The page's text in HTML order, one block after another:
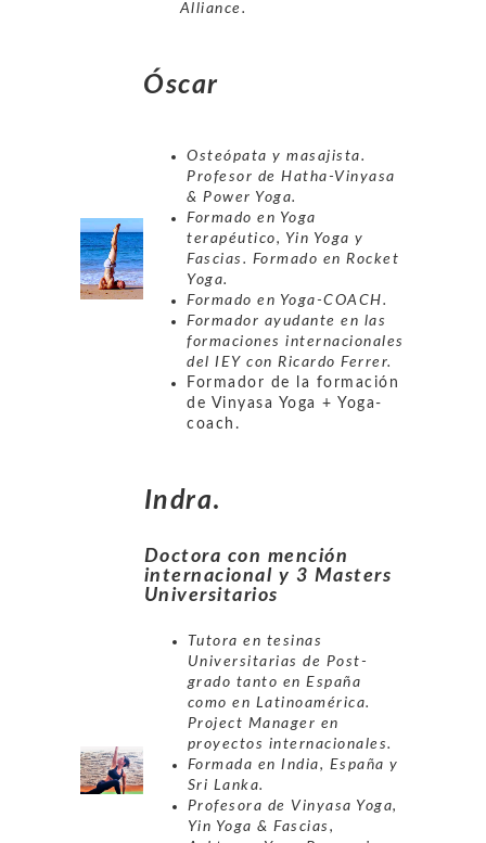
Alliance.
Óscar
Osteópata y masajista.
Profesor de Hatha-Vinyasa
& Power Yoga.
Formado en Yoga
terapéutico, Yin Yoga y
Fascias. Formado en Rocket
Yoga.
Formado en Yoga-COACH.
Formador ayudante en las
formaciones internacionales
del IEY con Ricardo Ferrer.
Formador de la formación
de Vinyasa Yoga + Yoga-
coach.
Indra.
Doctora con mención
internacional y 3 Masters
Universitarios
Tutora en tesinas
Universitarias de Post-
grado tanto en España
como en Latinoamérica.
Project Manager en
proyectos internacionales.
Formada en India, España y
Sri Lanka.
Profesora de Vinyasa Yoga,
Yin Yoga & Fascias,